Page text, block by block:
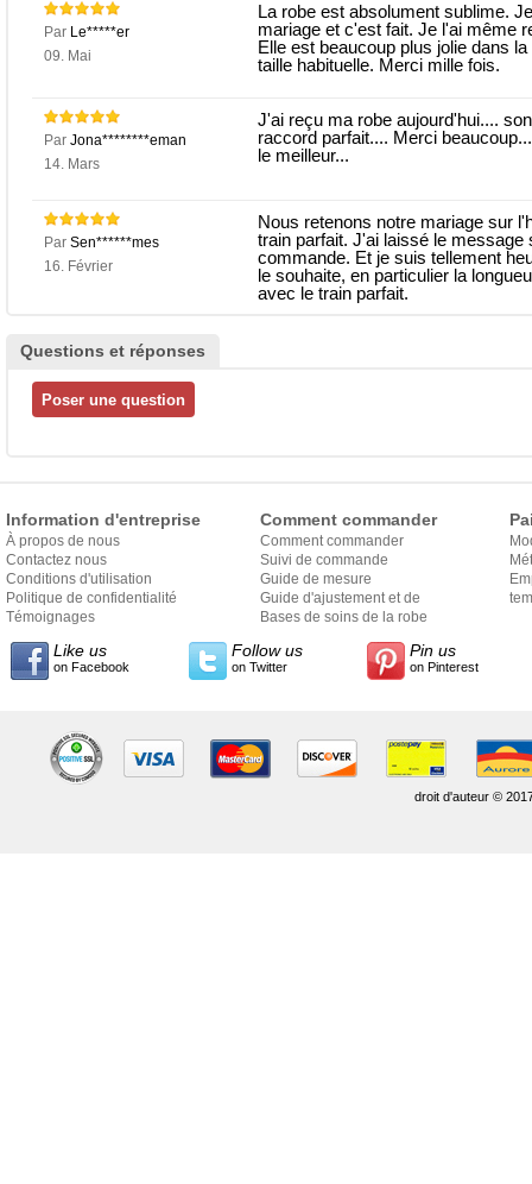
Par Le*****er
09. Mai
La robe est absolument sublime.
mariage et c'est fait. Je l'ai même
Elle est beaucoup plus jolie dans
taille habituelle. Merci mille fois.
Par Jona********eman
14. Mars
J'ai reçu ma robe aujourd'hui....
raccord parfait.... Merci
le meilleur...
Par Sen******mes
16. Février
Nous retenons notre mariage sur
train parfait. J'ai laissé le message
commande. Et je suis tellement
le souhaite, en particulier la
avec le train parfait.
Questions et réponses
Information d'entreprise
À propos de nous
Contactez nous
Conditions d'utilisation
Politique de confidentialité
Témoignages
Comment commander
Comment commander
Suivi de commande
Guide de mesure
Guide d'ajustement et de
style
Bases de soins de la robe
Like us
on Facebook
Follow us
on Twitter
Pin us
on Pinterest
droit d'auteur ©